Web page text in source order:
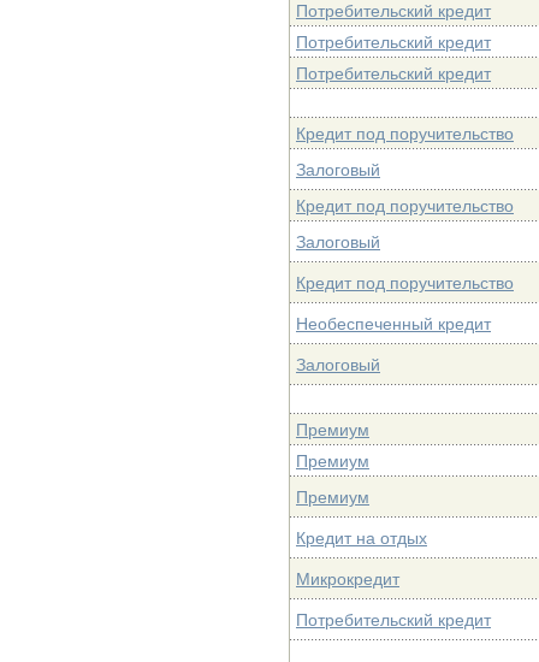
Потребительский кредит
Потребительский кредит
Потребительский кредит
Кредит под поручительство
Залоговый
Кредит под поручительство
Залоговый
Кредит под поручительство
Необеспеченный кредит
Залоговый
Премиум
Премиум
Премиум
Кредит на отдых
Микрокредит
Потребительский кредит